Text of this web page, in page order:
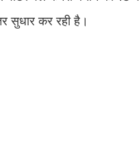
सुधार कर रही है।